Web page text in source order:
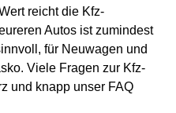
reicht die Kfz-
Autos ist zumindest
für Neuwagen und
Viele Fragen zur Kfz-
und knapp unser FAQ